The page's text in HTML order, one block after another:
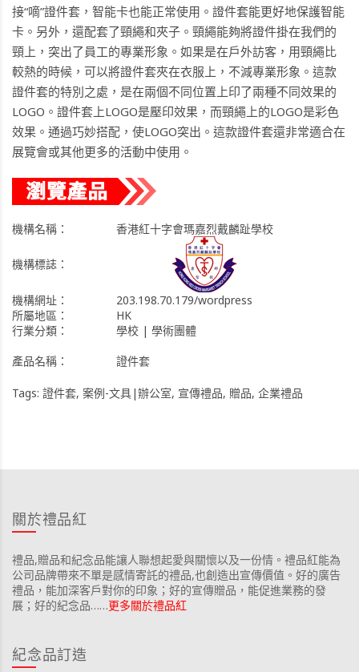
接“嘀”證件套，智能卡也能正常使用。證件套能更好地保護智能
卡。另外，還配套了頸繩和夾子。頸繩能夠將證件掛在我們的
頸上，突出了員工的專業形象。如果是在戶外訪客，用頸繩比
較熱的時候，可以將證件套夾在衣服上，不減專業形象。這款
證件套的特別之處，是在兩個不同位置上印了兩種不同效果的
LOGO。證件套上LOGO是壓印效果，而頸繩上的LOGO是彩色
效果。通過巧妙搭配，使LOGO突出。這款證件套還非常適合在
展覽會或其他更多的活動中使用。
機構名稱： 香港紅十字會瑪嘉烈戴麟趾學校
機構標誌：
機構網址：
203.198.70.179/wordpress
所屬地區：
HK
行業分類：
學校 | 學術團體
產品名稱：
證件套
Tags: 證件套, 案例-文具|辦公室, 宣傳禮品, 贈品, 企業禮品
關於禮品紅
禮品,贈品和紀念品能讓人聯想起愛與關懷以及一份情。禮品紅能為
公司品牌帶來不單是感情寄託的禮品,也創造出宣傳價值。好的廣告
禮品，能加深客戶對你的印象；好的宣傳贈品，能促進業務的發
展；好的紀念品……更多關於禮品紅
紀念品訂造